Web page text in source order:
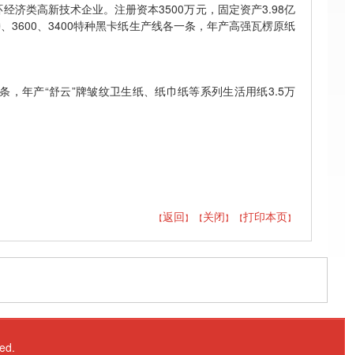
济类高新技术企业。注册资本3500万元，固定资产3.98亿
3600、3400特种黑卡纸生产线各一条，年产高强瓦楞原纸
年产“舒云”牌皱纹卫生纸、纸巾纸等系列生活用纸3.5万
【返回】 【关闭】 【打印本页】